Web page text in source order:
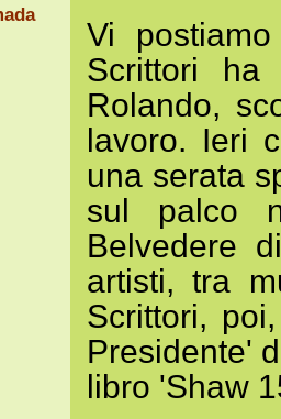
Vi
Scrittori
Rolando,
lavoro. Ieri
una serata
sul palco
Belvedere
artisti, tra
Scrittori,
Presidente'
libro 'Shaw